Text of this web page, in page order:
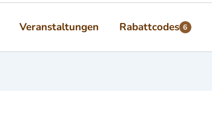
Veranstaltungen Rabattcodes 6